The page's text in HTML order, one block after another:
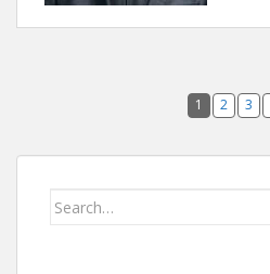
1 2 3
Search for: